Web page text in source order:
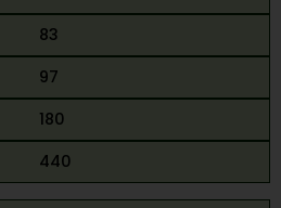
83
97
180
440